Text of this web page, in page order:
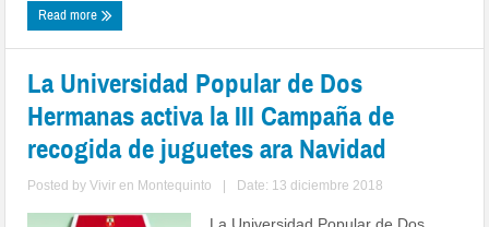
Read more
La Universidad Popular de Dos
Hermanas activa la III Campaña de
recogida de juguetes ara Navidad
Posted byVivir en Montequinto Date: 13 diciembre 2018